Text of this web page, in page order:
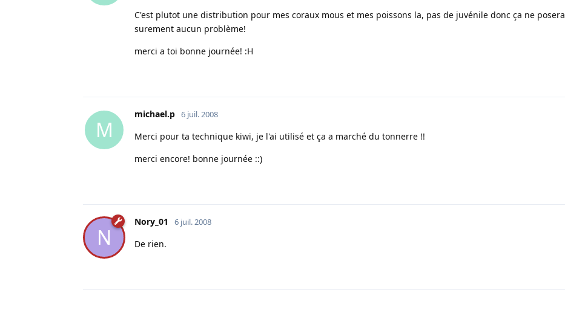
C'est plutot une distribution pour mes coraux mous et mes poissons la, pas de juvénile donc ça ne posera
surement aucun problème!
merci a toi bonne journée! :H
M
michael.p 6 juil. 2008
Merci pour ta technique kiwi, je l'ai utilisé et ça a marché du tonnerre !!
merci encore! bonne journée ::)
N
Nory_01 6 juil. 2008
De rien.